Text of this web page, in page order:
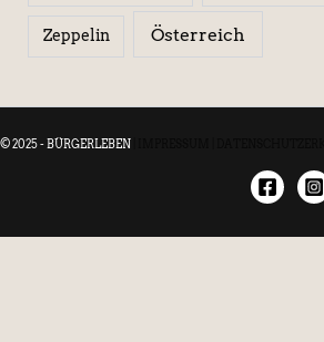
Zeppelin Österreich
© 2025 - BÜRGERLEBEN